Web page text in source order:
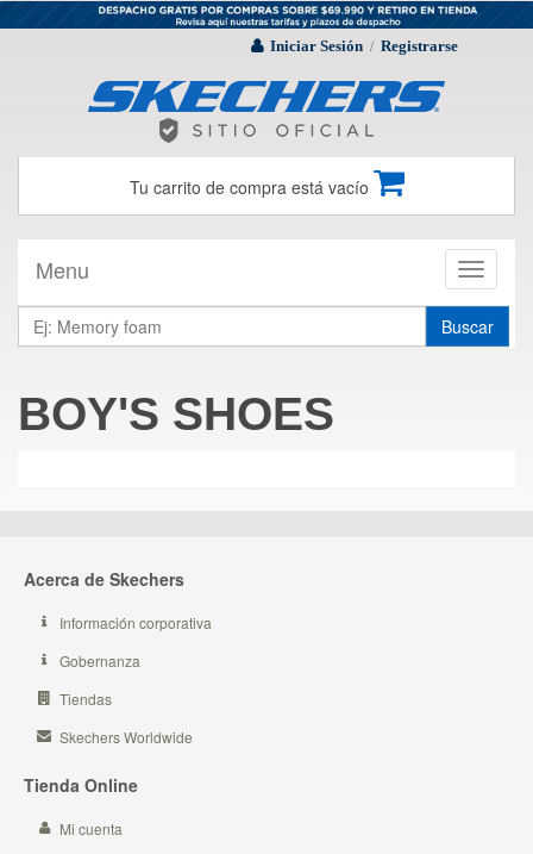
Iniciar Sesión / Registrarse
Tu carrito de compra está vacío
Toggle
Menu
Buscar
BOY'S SHOES
Acerca de Skechers
Información corporativa
Gobernanza
Tiendas
Skechers Worldwide
Tienda Online
Mi cuenta